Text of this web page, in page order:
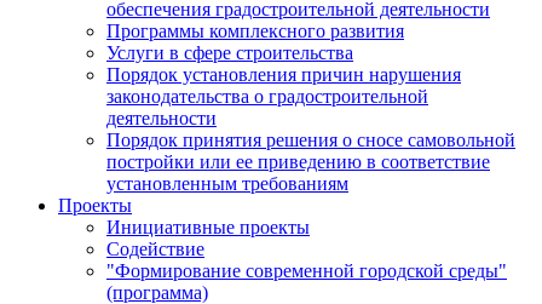
обеспечения градостроительной деятельности
Программы комплексного развития
Услуги в сфере строительства
Порядок установления причин нарушения
законодательства о градостроительной
деятельности
Порядок принятия решения о сносе самовольной
постройки или ее приведению в соответствие
установленным требованиям
Проекты
Инициативные проекты
Содействие
"Формирование современной городской среды"
(программа)